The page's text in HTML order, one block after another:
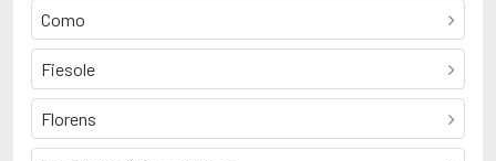
Como
Fiesole
Florens